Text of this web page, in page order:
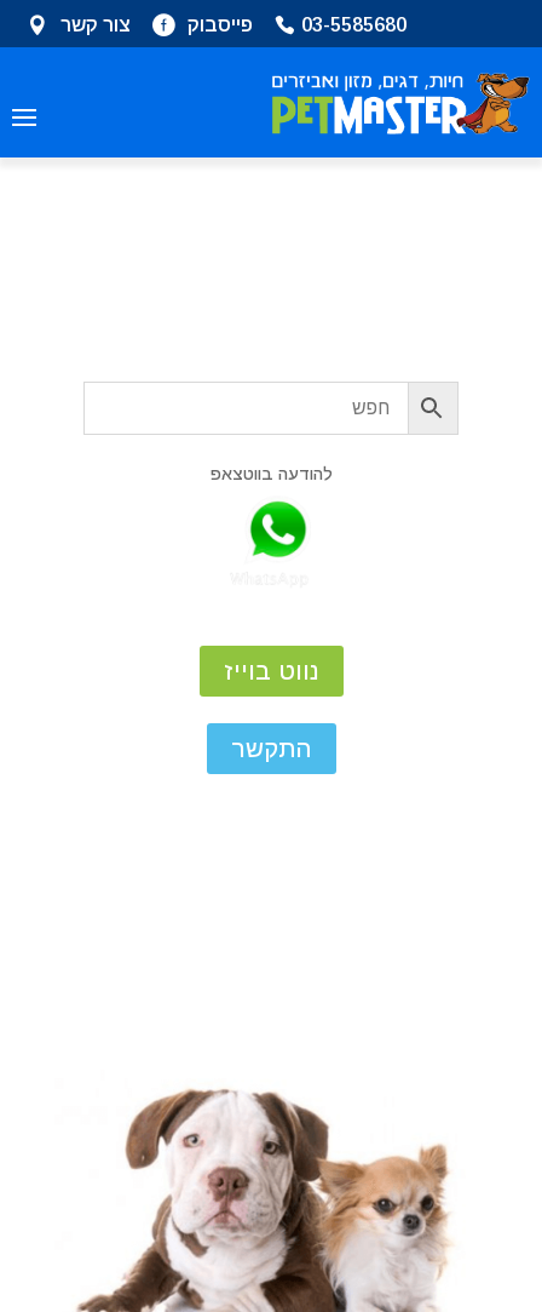
בְּאֲתָר
זֶה
מֻפְעֶלֶת
03-5585680 פייסבוק צור קשר
להודעה בווטצאפ
נווט בוייז
התקשר